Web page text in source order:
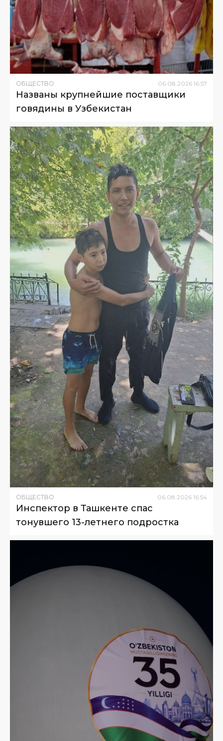
ОБЩЕСТВО 06.08.2026 16:57
Названы крупнейшие поставщики
говядины в Узбекистан
ОБЩЕСТВО 06.08.2026 16:54
Инспектор в Ташкенте спас
тонувшего 13-летнего подростка